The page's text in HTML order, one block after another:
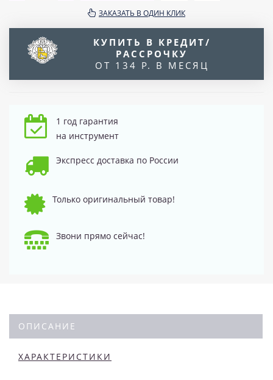
ЗАКАЗАТЬ В ОДИН КЛИК
КУПИТЬ В КРЕДИТ/
РАССРОЧКУ
ОТ 134 Р. В МЕСЯЦ
1 год гарантия
на инструмент
Экспресс доставка по России
Только оригинальный товар!
Звони прямо сейчас!
ОПИСАНИЕ
ХАРАКТЕРИСТИКИ